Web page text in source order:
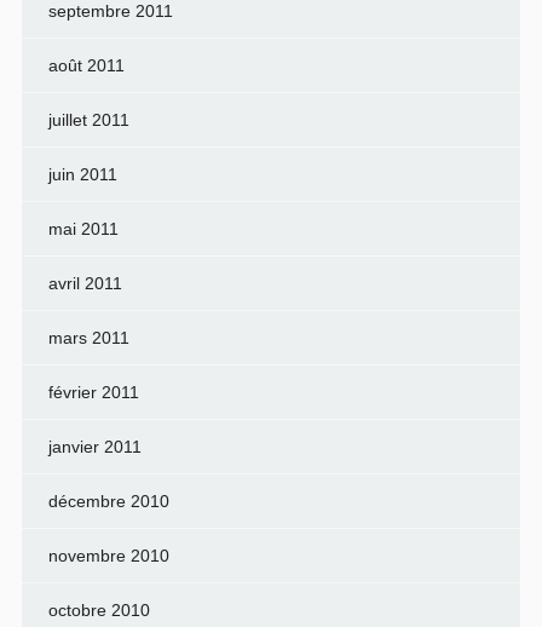
septembre 2011
août 2011
juillet 2011
juin 2011
mai 2011
avril 2011
mars 2011
février 2011
janvier 2011
décembre 2010
novembre 2010
octobre 2010